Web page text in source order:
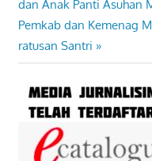
pos
Post:
dan Anak Panti Asuhan
Next
Post:
Pemkab dan Kemenag
ratusan Santri